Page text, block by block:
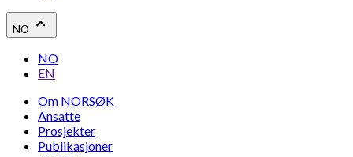
NO
NO
EN
Om NORSØK
Ansatte
Prosjekter
Publikasjoner